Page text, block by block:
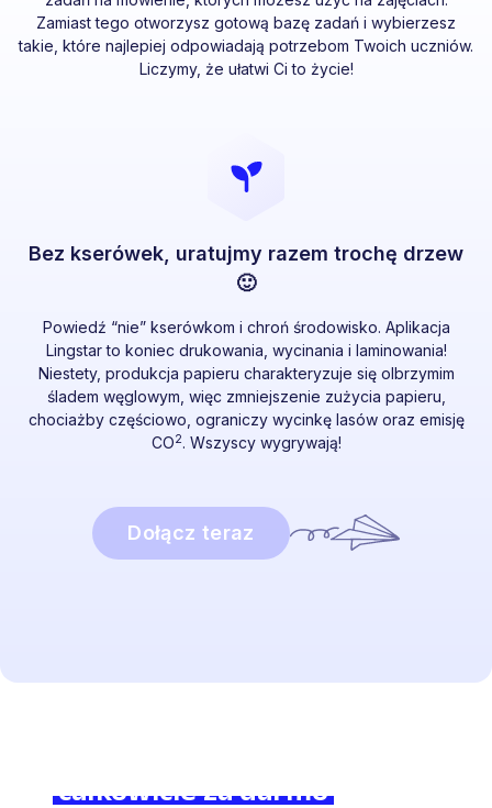
Zamiast tego otworzysz gotową bazę zadań i wybierzesz
takie, które najlepiej odpowiadają potrzebom Twoich uczniów.
Liczymy, że ułatwi Ci to życie!
Bez kserówek, uratujmy razem trochę drzew
🙂
Powiedź “nie” kserówkom i chroń środowisko. Aplikacja
Lingstar to koniec drukowania, wycinania i laminowania!
Niestety, produkcja papieru charakteryzuje się olbrzymim
śladem węglowym, więc zmniejszenie zużycia papieru,
chociażby częściowo, ograniczy wycinkę lasów oraz emisję
CO2. Wszyscy wygrywają!
Dołącz teraz
całkowicie za darmoi poczuj